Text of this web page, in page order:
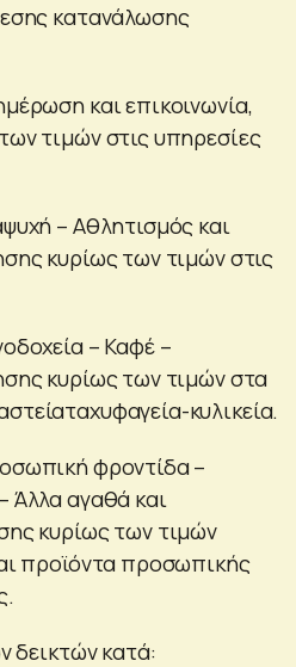
κατανάλωσης
και επικοινωνία,
τιμών στις υπηρεσίες
– Αθλητισμός και
κυρίως των τιμών στις
– Καφέ –
κυρίως των τιμών στα
κυλικεία.
φροντίδα –
Άλλα αγαθά και
κυρίως των τιμών
προϊόντα προσωπικής
δεικτών κατά: